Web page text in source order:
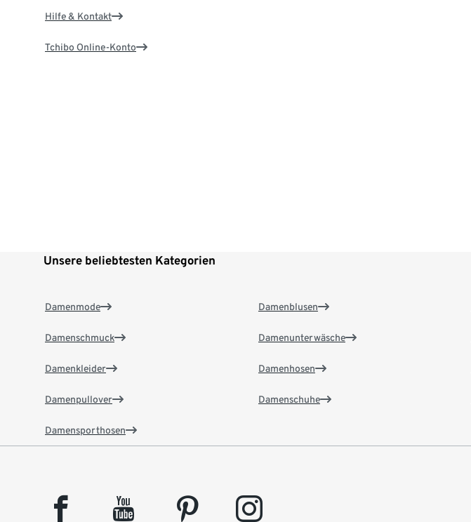
Hilfe & Kontakt
Tchibo Online-Konto
Unsere beliebtesten Kategorien
Damenmode
Damenschmuck
Damenkleider
Damenpullover
Damensporthosen
Damenblusen
Damenunterwäsche
Damenhosen
Damenschuhe
facebook youtube pinterest instagram